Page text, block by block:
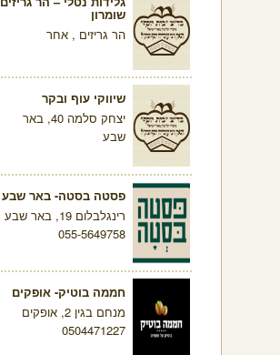
שומרון
הר גריזים , אחר
שיווקי עוף ובקר
יצחק סלמה 40, באר
שבע
פסטה בסטה- באר שבע
רינגלבלום 19, באר שבע
055-5649758
חממה בוטיק- אופקים
מנחם בגין 2, אופקים
0504471227